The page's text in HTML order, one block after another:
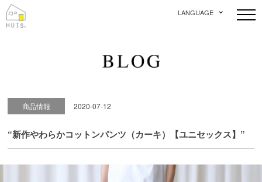
LANGUAGE
商品情報 2020-07-12
“新作やわらかコットンパンツ（カーキ）【ユニセックス】”